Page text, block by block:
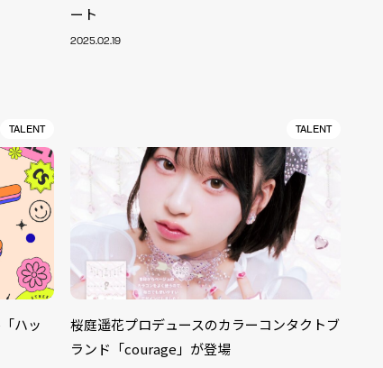
ート
2025.02.19
TALENT
ハッ
TALENT
桜庭遥花プロデュースのカラーコンタクトブ
ランド「courage」が登場